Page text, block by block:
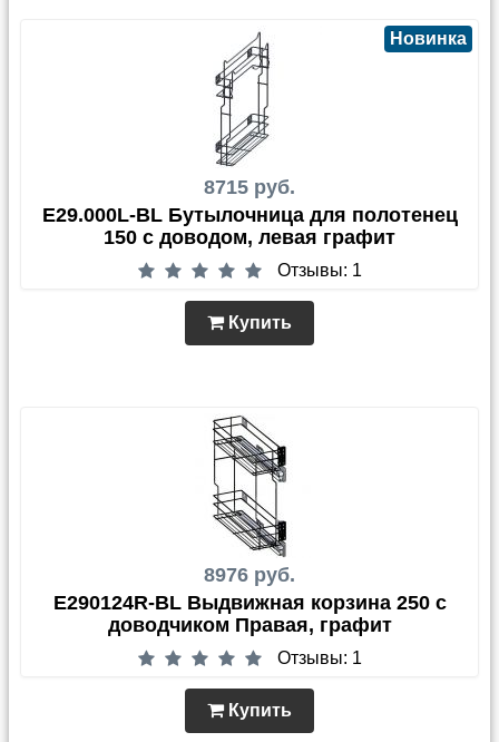
8715 руб.
Новинка
E29.000L-BL Бутылочница для полотенец
150 с доводом, левая графит
Отзывы: 1
Купить
8976 руб.
E290124R-BL Выдвижная корзина 250 с
доводчиком Правая, графит
Отзывы: 1
Купить